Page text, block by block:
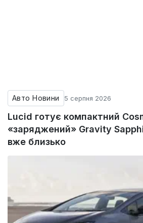
Авто Новини 5 серпня 2026
Lucid готує компактний
«заряджений» Gravity
вже близько